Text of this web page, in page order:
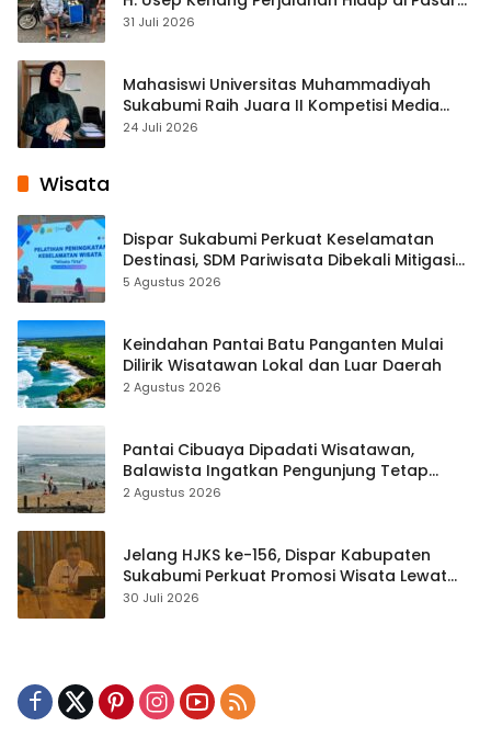
Cisaat
31 Juli 2026
Mahasiswi Universitas Muhammadiyah
Sukabumi Raih Juara II Kompetisi Media
Pembelajaran Digital Tingkat Internasional
24 Juli 2026
Wisata
Dispar Sukabumi Perkuat Keselamatan
Destinasi, SDM Pariwisata Dibekali Mitigasi
hingga Teknik Evakuasi
5 Agustus 2026
Keindahan Pantai Batu Panganten Mulai
Dilirik Wisatawan Lokal dan Luar Daerah
2 Agustus 2026
Pantai Cibuaya Dipadati Wisatawan,
Balawista Ingatkan Pengunjung Tetap
Waspada
2 Agustus 2026
Jelang HJKS ke-156, Dispar Kabupaten
Sukabumi Perkuat Promosi Wisata Lewat
Publikasi Digital
30 Juli 2026